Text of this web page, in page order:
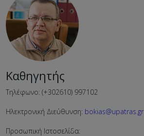
Καθηγητής
Τηλέφωνο: (+302610) 997102
Ηλεκτρονική Διεύθυνση: bokias@upatras.gr
Προσωπική Ιστοσελίδα: